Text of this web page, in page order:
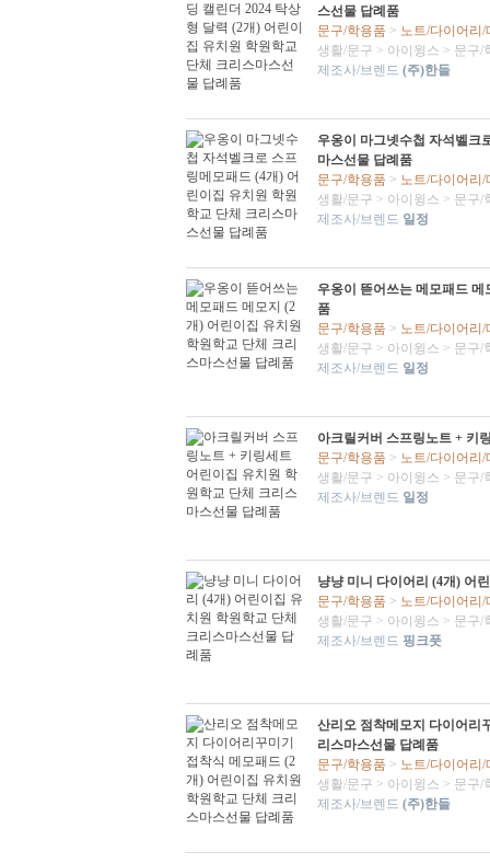
스선물 답례품
문구/학용품 > 노트/다이어리/
생활/문구 > 아이윙스 > 문구/
제조사/브렌드 (주)한들
우옹이 마그넷수첩 자석벨크
마스선물 답례품
문구/학용품 > 노트/다이어리/
생활/문구 > 아이윙스 > 문구/
제조사/브렌드 일정
우옹이 뜯어쓰는 메모패드
품
문구/학용품 > 노트/다이어리/
생활/문구 > 아이윙스 > 문구/
제조사/브렌드 일정
아크릴커버 스프링노트 + 키
문구/학용품 > 노트/다이어리/
생활/문구 > 아이윙스 > 문구/
제조사/브렌드 일정
냥냥 미니 다이어리 (4개) 어
문구/학용품 > 노트/다이어리/
생활/문구 > 아이윙스 > 문구/
제조사/브렌드 핑크풋
산리오 점착메모지 다이어리
리스마스선물 답례품
문구/학용품 > 노트/다이어리/
생활/문구 > 아이윙스 > 문구/
제조사/브렌드 (주)한들